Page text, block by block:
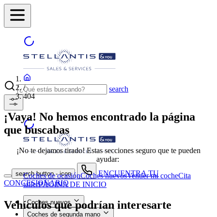
search
search button - icon
ENCUENTRA TU
CONCESIONARIO
Coches nuevos
Coches de segunda mano
/
404
¡Vaya! No hemos encontrado la página
que buscabas
¡No te dejamos tirado! Estas secciones seguro que te pueden
ayudar:
Coches de ocasiónCoches nuevosVender mi cocheCita
tallerPÁGINA DE INICIO
Vehículos que podrían interesarte